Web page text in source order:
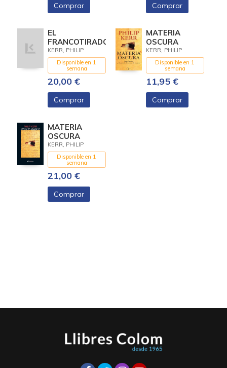
Comprar Comprar
EL
FRANCOTIRADOR
KERR, PHILIP
Disponible en 1
semana
20,00 €
Comprar
MATERIA
OSCURA
KERR, PHILIP
Disponible en 1
semana
11,95 €
Comprar
MATERIA
OSCURA
KERR, PHILIP
Disponible en 1
semana
21,00 €
Comprar